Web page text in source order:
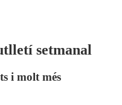
setmanal
i molt més